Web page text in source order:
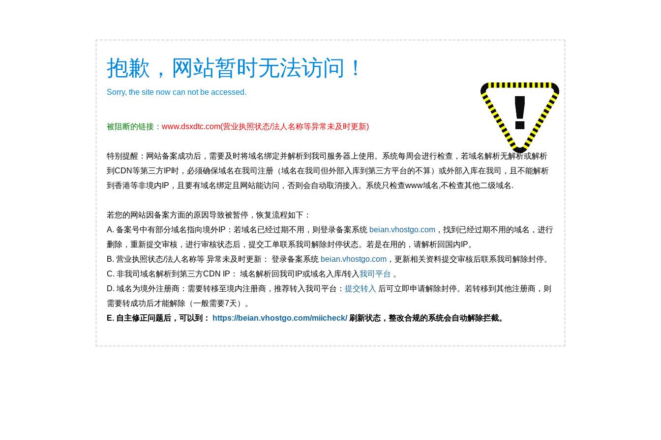
抱歉，网站暂时无法访问！
Sorry, the site now can not be accessed.
被阻断的链接： www.dsxdtc.com(营业执照状态/法人名称等异常未及时更新)
特别提醒：网站备案成功后，需要及时将域名绑定并解析到我司服务器上使用。系统每周会进行检查，若域名解析无解析或解析
到CDN等第三方IP时，必须确保域名在我司注册（域名在我司但外部入库到第三方平台的不算）或外部入库在我司，且不能解析
到香港等非境内IP，且要有域名绑定且网站能访问，否则会自动取消接入。系统只检查www域名,不检查其他二级域名.
若您的网站因备案方面的原因导致被暂停，恢复流程如下：
A. 备案号中有部分域名指向境外IP：若域名已经过期不用，则登录备案系统 beian.vhostgo.com ，找到已经过期不用的域名，进行
删除，重新提交审核，进行审核状态后，提交工单联系我司解除封停状态。若是在用的，请解析回国内IP。
B. 营业执照状态/法人名称等 异常未及时更新： 登录备案系统 beian.vhostgo.com ，更新相关资料提交审核后联系我司解除封停。
C. 非我司域名解析到第三方CDN IP： 域名解析回我司IP或域名入库/转入我司平台 。
D. 域名为境外注册商：需要转移至境内注册商，推荐转入我司平台： 提交转入 后可立即申请解除封停。若转移到其他注册商，则
需要转成功后才能解除（一般需要7天）。
E. 自主修正问题后，可以到：
https://beian.vhostgo.com/miicheck/刷新状态，整改合规的系统会自动解除拦截。